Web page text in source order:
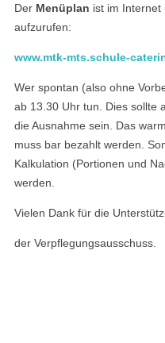
Der Menüplan ist im Internet
aufzurufen:
www.mtk-mts.schule-
Wer spontan (also ohne
ab 13.30 Uhr tun. Dies sollte
die Ausnahme sein. Das
muss bar bezahlt werden.
Kalkulation (Portionen und
werden.
Vielen Dank für die
der Verpflegungsausschuss.